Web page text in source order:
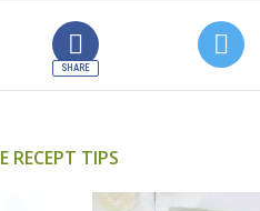
RECEPT TIPS